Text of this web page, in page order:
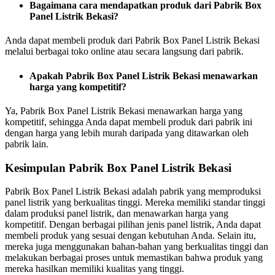
Bagaimana cara mendapatkan produk dari Pabrik Box
Panel Listrik Bekasi?
Anda dapat membeli produk dari Pabrik Box Panel Listrik Bekasi
melalui berbagai toko online atau secara langsung dari pabrik.
Apakah Pabrik Box Panel Listrik Bekasi menawarkan
harga yang kompetitif?
Ya, Pabrik Box Panel Listrik Bekasi menawarkan harga yang
kompetitif, sehingga Anda dapat membeli produk dari pabrik ini
dengan harga yang lebih murah daripada yang ditawarkan oleh
pabrik lain.
Kesimpulan Pabrik Box Panel Listrik Bekasi
Pabrik Box Panel Listrik Bekasi adalah pabrik yang memproduksi
panel listrik yang berkualitas tinggi. Mereka memiliki standar tinggi
dalam produksi panel listrik, dan menawarkan harga yang
kompetitif. Dengan berbagai pilihan jenis panel listrik, Anda dapat
membeli produk yang sesuai dengan kebutuhan Anda. Selain itu,
mereka juga menggunakan bahan-bahan yang berkualitas tinggi dan
melakukan berbagai proses untuk memastikan bahwa produk yang
mereka hasilkan memiliki kualitas yang tinggi.